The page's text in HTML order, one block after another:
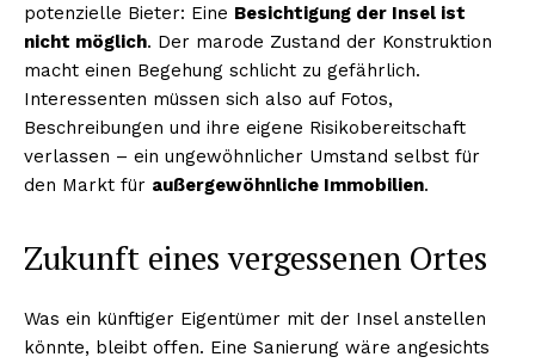
potenzielle Bieter: Eine Besichtigung der Insel ist
nicht möglich. Der marode Zustand der Konstruktion
macht einen Begehung schlicht zu gefährlich.
Interessenten müssen sich also auf Fotos,
Beschreibungen und ihre eigene Risikobereitschaft
verlassen – ein ungewöhnlicher Umstand selbst für
den Markt für außergewöhnliche Immobilien.
Zukunft eines vergessenen Ortes
Was ein künftiger Eigentümer mit der Insel anstellen
könnte, bleibt offen. Eine Sanierung wäre angesichts